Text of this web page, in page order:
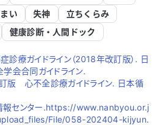
い 失神
立ちくらみ
健康診断・人間ドック
療ガイドライン（2018年改訂版）. 日
会合同ガイドライン.
版 心不全診療ガイドライン. 日本循
報センター.https://www.nanbyou.or.j
File/058-202404-kijyun.